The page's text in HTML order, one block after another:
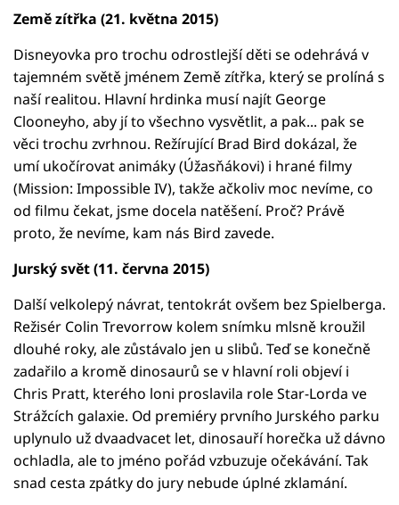
Země zítřka (21. května 2015)
Disneyovka pro trochu odrostlejší děti se odehrává v
tajemném světě jménem Země zítřka, který se prolíná s
naší realitou. Hlavní hrdinka musí najít George
Clooneyho, aby jí to všechno vysvětlit, a pak... pak se
věci trochu zvrhnou. Režírující Brad Bird dokázal, že
umí ukočírovat animáky (Úžasňákovi) i hrané filmy
(Mission: Impossible IV), takže ačkoliv moc nevíme, co
od filmu čekat, jsme docela natěšení. Proč? Právě
proto, že nevíme, kam nás Bird zavede.
Jurský svět (11. června 2015)
Další velkolepý návrat, tentokrát ovšem bez Spielberga.
Režisér Colin Trevorrow kolem snímku mlsně kroužil
dlouhé roky, ale zůstávalo jen u slibů. Teď se konečně
zadařilo a kromě dinosaurů se v hlavní roli objeví i
Chris Pratt, kterého loni proslavila role Star-Lorda ve
Strážcích galaxie. Od premiéry prvního Jurského parku
uplynulo už dvaadvacet let, dinosauří horečka už dávno
ochladla, ale to jméno pořád vzbuzuje očekávání. Tak
snad cesta zpátky do jury nebude úplné zklamání.